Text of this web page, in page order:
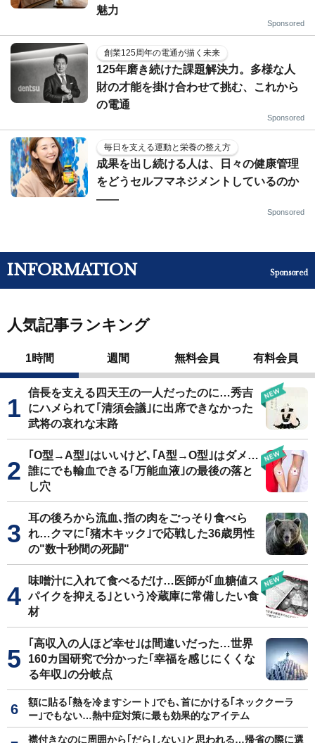
魅力
Sponsored
創業125周年の電通が描く未来
125年磨き続けた課題解決力。多様な人
財の才能を掛け合わせて挑む、これから
の電通
Sponsored
毎日を支える運動と栄養の整え方
成果を出し続ける人は、日々の健康管理
をどうセルフマネジメントしているのか
——
Sponsored
INFORMATION Sponsored
人気記事ランキング
1時間 週間 無料会員 有料会員
信長を支える四天王の一人だったのに…秀吉
にハメられて｢清須会議｣に出席できなかった
武将の哀れな末路
｢O型→A型｣はいいけど､｢A型→O型｣はダメ…
誰にでも輸血できる｢万能血液｣の最後の落と
し穴
耳の後ろから流血､指の肉をごっそり食べら
れ…クマに｢猪木キック｣で応戦した36歳男性
の"数十秒間の死闘"
味噌汁に入れて食べるだけ…医師が｢血糖値ス
パイクを抑える｣という冷蔵庫に常備したい食
材
｢高収入の人ほど幸せ｣は間違いだった…世界
160カ国研究で分かった｢幸福を感じにくくな
る年収｣の分岐点
額に貼る｢熱を冷ますシート｣でも､首にかける｢ネッククーラ
ー｣でもない…熱中症対策に最も効果的なアイテム
襟付きなのに周囲から｢だらしない｣と思われる…帰省の際に選